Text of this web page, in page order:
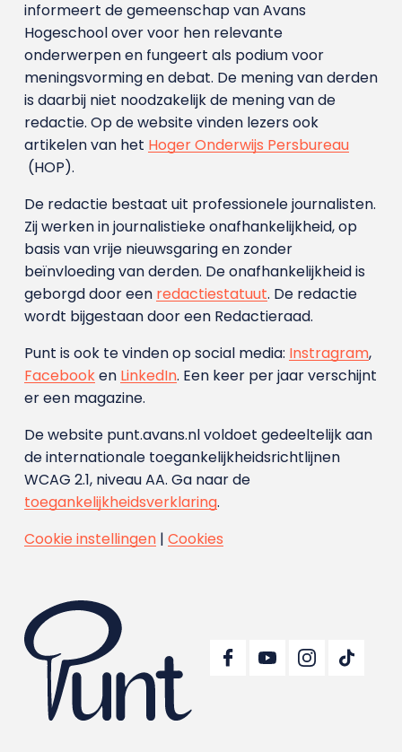
informeert de gemeenschap van Avans
Hogeschool over voor hen relevante
onderwerpen en fungeert als podium voor
meningsvorming en debat. De mening van derden
is daarbij niet noodzakelijk de mening van de
redactie. Op de website vinden lezers ook
artikelen van het Hoger Onderwijs Persbureau
(HOP).
De redactie bestaat uit professionele journalisten.
Zij werken in journalistieke onafhankelijkheid, op
basis van vrije nieuwsgaring en zonder
beïnvloeding van derden. De onafhankelijkheid is
geborgd door een redactiestatuut. De redactie
wordt bijgestaan door een Redactieraad.
Punt is ook te vinden op social media: Instragram,
Facebooken LinkedIn. Een keer per jaar verschijnt
er een magazine.
De website punt.avans.nl voldoet gedeeltelijk aan
de internationale toegankelijkheidsrichtlijnen
WCAG 2.1, niveau AA. Ga naar de
toegankelijkheidsverklaring.
Cookie instellingen| Cookies